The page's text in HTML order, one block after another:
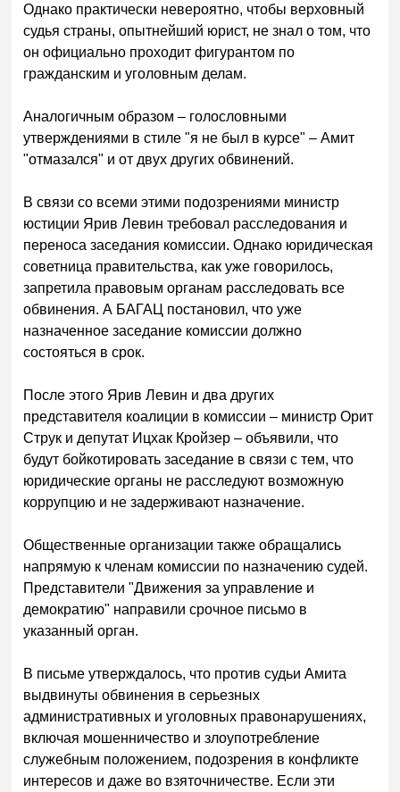
Однако практически невероятно, чтобы верховный
судья страны, опытнейший юрист, не знал о том, что
он официально проходит фигурантом по
гражданским и уголовным делам.
Аналогичным образом – голословными
утверждениями в стиле "я не был в курсе" – Амит
"отмазался" и от двух других обвинений.
В связи со всеми этими подозрениями министр
юстиции Ярив Левин требовал расследования и
переноса заседания комиссии. Однако юридическая
советница правительства, как уже говорилось,
запретила правовым органам расследовать все
обвинения. А БАГАЦ постановил, что уже
назначенное заседание комиссии должно
состояться в срок.
После этого Ярив Левин и два других
представителя коалиции в комиссии – министр Орит
Струк и депутат Ицхак Кройзер – объявили, что
будут бойкотировать заседание в связи с тем, что
юридические органы не расследуют возможную
коррупцию и не задерживают назначение.
Общественные организации также обращались
напрямую к членам комиссии по назначению судей.
Представители "Движения за управление и
демократию" направили срочное письмо в
указанный орган.
В письме утверждалось, что против судьи Амита
выдвинуты обвинения в серьезных
административных и уголовных правонарушениях,
включая мошенничество и злоупотребление
служебным положением, подозрения в конфликте
интересов и даже во взяточничестве. Если эти